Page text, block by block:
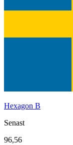
Hexagon B
Senast
96,56